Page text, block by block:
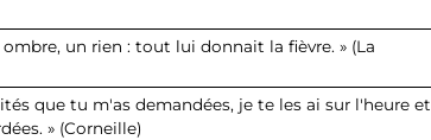
un rien : tout lui donnait la fièvre. » (La
que tu m'as demandées, je te les ai sur l'heure et
» (Corneille)